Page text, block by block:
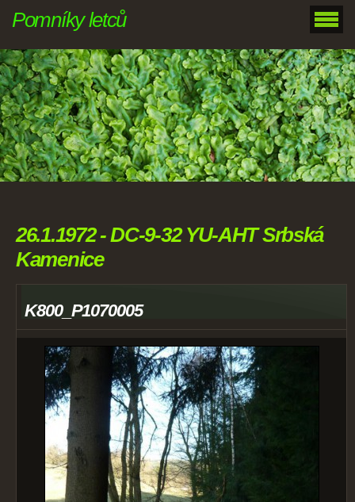
Pomníky letců
26.1.1972 - DC-9-32 YU-AHT Srbská
Kamenice
K800_P1070005